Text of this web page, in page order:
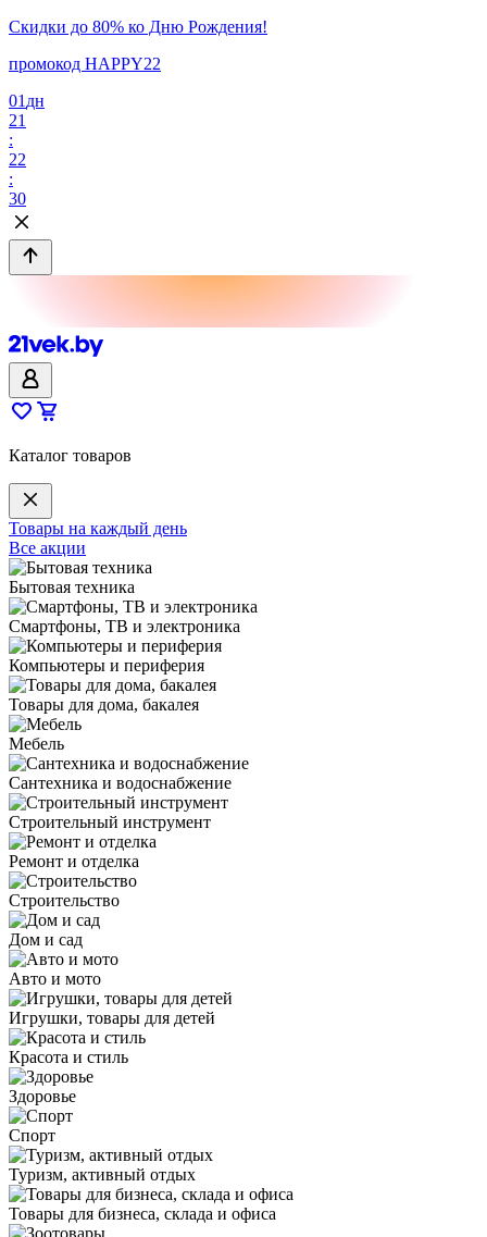
Скидки до 80% ко Дню Рождения!
промокод HAPPY22
01 дн
21
:
22
:
30
Каталог товаров
Товары на каждый день
Все акции
Бытовая техника
Смартфоны, ТВ и электроника
Компьютеры и периферия
Товары для дома, бакалея
Мебель
Сантехника и водоснабжение
Строительный инструмент
Ремонт и отделка
Строительство
Дом и сад
Авто и мото
Игрушки, товары для детей
Красота и стиль
Здоровье
Спорт
Туризм, активный отдых
Товары для бизнеса, склада и офиса